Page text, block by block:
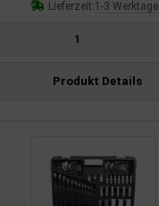
Lieferzeit:1-3 Werktage
Produkt Details